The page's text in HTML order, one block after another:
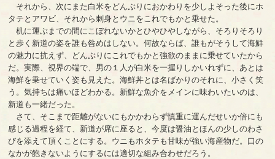
それから、次にまた白米をどんぶりにおかわりを少しよそった後にホ
タテとアワビ、それから刺身とウニをこれでもかと乗せた。
机に運ぶまでの間にこぼれないかとひやひやしながら、そろりそろり
と歩く新道の姿を誰も咎めはしない。何故ならば、誰もがそうして海鮮
の魅力に抗えず、どんぶりにこれでもかと強欲のままに乗せていたから
だ。実際、視界の端で、男の１人が白米を一握りしかいれずに、あとは
海鮮を乗せていく姿も見えた。海鮮丼とは名ばかりのそれに、小さく笑
う。気持ちは痛いほどわかる。新鮮な魚介をメインに味わいたいのは、
新道も一緒だった。
さて、そこまで距離がないにもかかわらず慎重に運んだせいか倍にも
感じる過程を経て、新道が席に座ると、今度は醤油とほんの少しのわさ
びを添えて頂くことにする。ウニもホタテも甘味が強い海産物だ。口の
なかが飽きないようにするには適切な組み合わせだろう。